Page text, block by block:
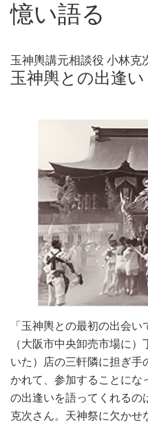
憶い語る
玉神輿講元相談役 小林克
玉神輿との出逢い
「玉神輿との最初の出会
（大阪市中央卸売市場に
いた）店の三軒隣に担ぎ手
かれて、参加することにな
の出逢いを語ってくれるの
克次さん。天神祭に欠かせ